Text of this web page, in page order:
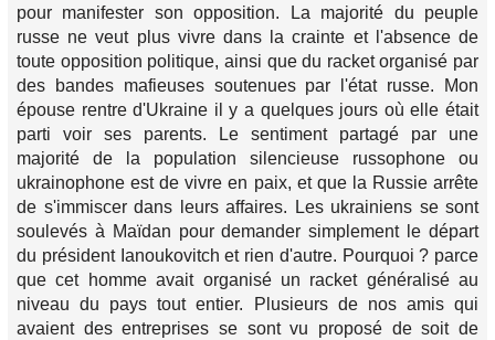
pour manifester son opposition. La majorité du peuple
russe ne veut plus vivre dans la crainte et l'absence de
toute opposition politique, ainsi que du racket organisé par
des bandes mafieuses soutenues par l'état russe. Mon
épouse rentre d'Ukraine il y a quelques jours où elle était
parti voir ses parents. Le sentiment partagé par une
majorité de la population silencieuse russophone ou
ukrainophone est de vivre en paix, et que la Russie arrête
de s'immiscer dans leurs affaires. Les ukrainiens se sont
soulevés à Maïdan pour demander simplement le départ
du président Ianoukovitch et rien d'autre. Pourquoi ? parce
que cet homme avait organisé un racket généralisé au
niveau du pays tout entier. Plusieurs de nos amis qui
avaient des entreprises se sont vu proposé de soit de